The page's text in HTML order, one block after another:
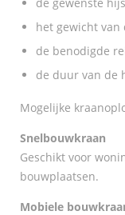
het gewicht van
de benodigde
de duur van de
Mogelijke
Snelbouwkraan
Geschikt voor
bouwplaatsen.
Mobiele